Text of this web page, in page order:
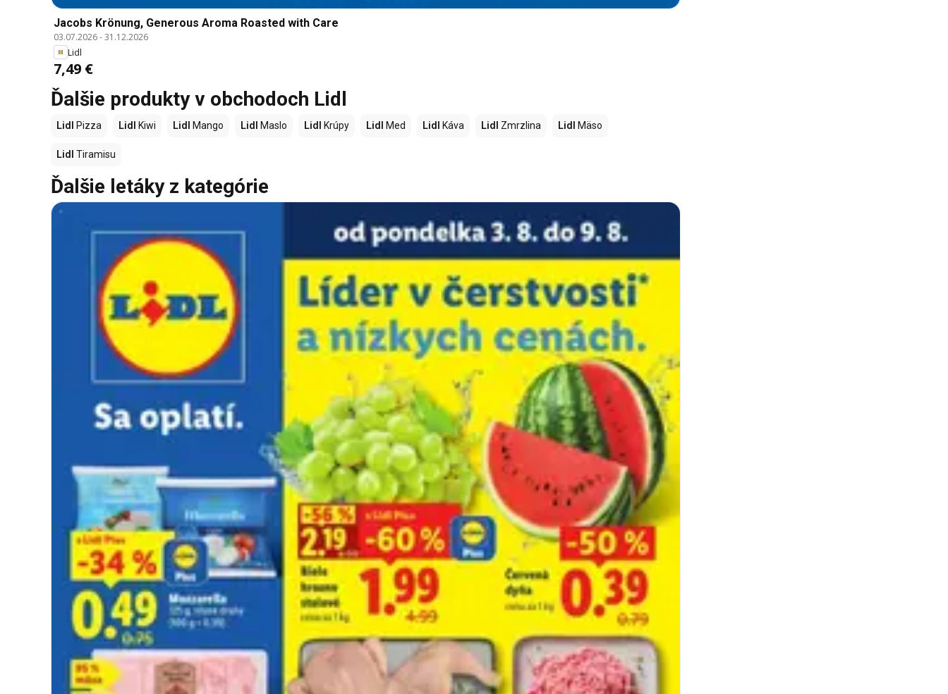
Jacobs Krönung, Generous Aroma Roasted with Care
03.07.2026-31.12.2026
Lidl
7,49 €
Ďalšie produkty v obchodoch Lidl
Lidl Pizza Lidl Kiwi Lidl Mango Lidl Maslo Lidl Krúpy Lidl Med Lidl Káva Lidl Zmrzlina Lidl Mäso
Lidl Tiramisu
Ďalšie letáky z kategórie